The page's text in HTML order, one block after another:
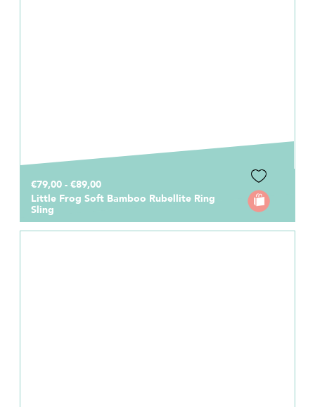
€79,00 - €89,00
Little Frog Soft Bamboo Rubellite Ring
Sling